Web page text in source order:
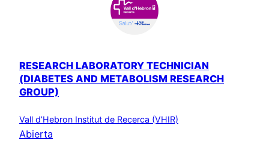
RESEARCH LABORATORY TECHNICIAN
(DIABETES AND METABOLISM RESEARCH
GROUP)
Vall d’Hebron Institut de Recerca (VHIR)
Abierta